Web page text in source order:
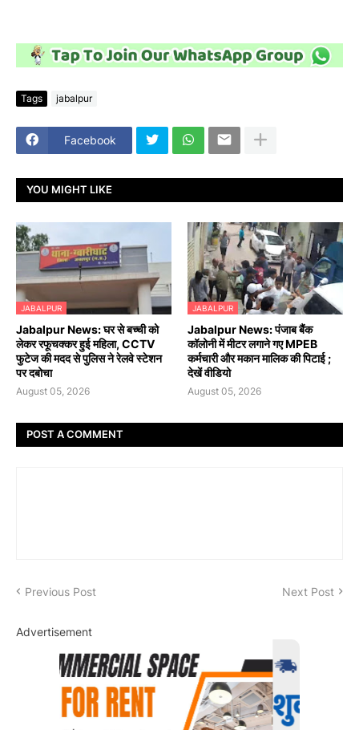
Tags jabalpur
Facebook
YOU MIGHT LIKE
JABALPUR
Jabalpur News: घर से बच्ची को
लेकर रफूचक्कर हुई महिला, CCTV
फुटेज की मदद से पुलिस ने रेलवे स्टेशन
पर दबोचा
August 05, 2026
JABALPUR
Jabalpur News: पंजाब बैंक
कॉलोनी में मीटर लगाने गए MPEB
कर्मचारी और मकान मालिक की पिटाई ;
देखें वीडियो
August 05, 2026
POST A COMMENT
Previous Post Next Post
Advertisement